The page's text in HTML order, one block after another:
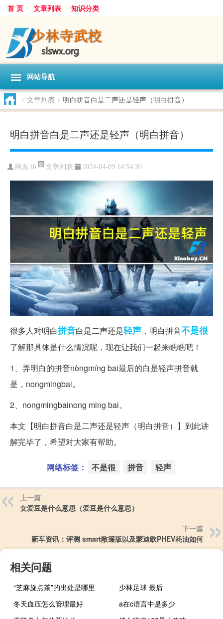
首 页 文章列表 知识分类
网站导航
> 文章列表 > 明白拼音白是二声还是轻声（明白拼音）
明白拼音白是二声还是轻声（明白拼音）
网友: lb 文章列表 2024-04-09 14:54:30
很多人对明白拼音白是二声还是轻声 ，明白拼音不是很
了解那具体是什么情况呢，现在让我们一起来瞧瞧吧！
1、弄明白的拼音nòngmíng bai最后的白是轻声拼音就
是，nongmingbai。
2、nongmingbainong ming bai。
本文【明白拼音白是二声还是轻声（明白拼音）】到此讲
解完毕了，希望对大家有帮助。
网络标签： 不是很 拼音 轻声
上一篇
女爱豆是什么意思（爱豆是什么意思）
下一篇
新车资讯：评测 smart敞篷版以及蒙迪欧PHEV耗油如何
相关问题
“芝麻旋点茶”的出处是哪里
少林足球 最后
冬天血压怎么管理最好
a在c语言中是多少